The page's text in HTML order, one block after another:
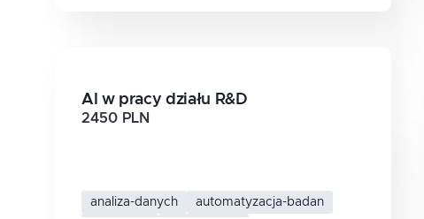
AI w pracy działu R&D
2450 PLN
analiza-danych
automatyzacja-badan